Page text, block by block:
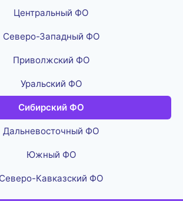
Центральный ФО
Северо-Западный ФО
Приволжский ФО
Уральский ФО
Сибирский ФО
Дальневосточный ФО
Южный ФО
Северо-Кавказский ФО